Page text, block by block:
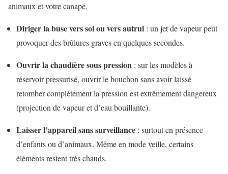
animaux et votre canapé.
Diriger la buse vers soi ou vers autrui : un jet de vapeur peut
provoquer des brûlures graves en quelques secondes.
Ouvrir la chaudière sous pression : sur les modèles à
réservoir pressurisé, ouvrir le bouchon sans avoir laissé
retomber complètement la pression est extrêmement dangereux
(projection de vapeur et d’eau bouillante).
Laisser l’appareil sans surveillance : surtout en présence
d’enfants ou d’animaux. Même en mode veille, certains
éléments restent très chauds.